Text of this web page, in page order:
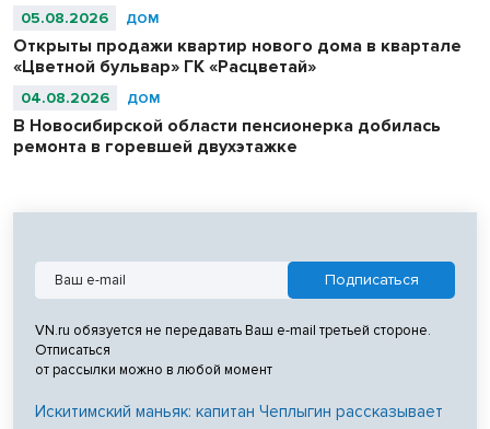
05.08.2026 ДОМ
Открыты продажи квартир нового дома в квартале
«Цветной бульвар» ГК «Расцветай»
04.08.2026 ДОМ
В Новосибирской области пенсионерка добилась
ремонта в горевшей двухэтажке
VN.ru обязуется не передавать Ваш e-mail третьей стороне.
Отписаться
от рассылки можно в любой момент
Искитимский маньяк: капитан Чеплыгин рассказывает